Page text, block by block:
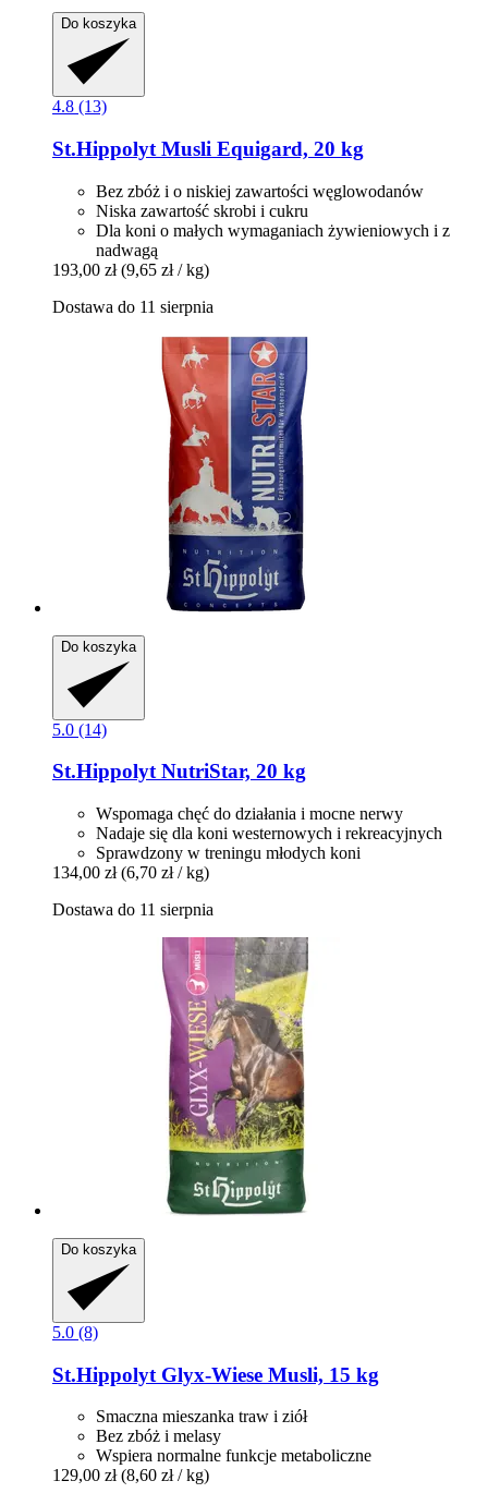
Do koszyka
4.8 (13)
St.Hippolyt Musli Equigard, 20 kg
Bez zbóż i o niskiej zawartości węglowodanów
Niska zawartość skrobi i cukru
Dla koni o małych wymaganiach żywieniowych i z
nadwagą
193,00 zł (9,65 zł / kg)
Dostawa do 11 sierpnia
Do koszyka
5.0 (14)
St.HippolytNutriStar, 20 kg
Wspomaga chęć do działania i mocne nerwy
Nadaje się dla koni westernowych i rekreacyjnych
Sprawdzony w treningu młodych koni
134,00 zł (6,70 zł / kg)
Dostawa do 11 sierpnia
Do koszyka
5.0 (8)
St.Hippolyt Glyx-​Wiese Musli, 15 kg
Smaczna mieszanka traw i ziół
Bez zbóż i melasy
Wspiera normalne funkcje metaboliczne
129,00 zł (8,60 zł / kg)